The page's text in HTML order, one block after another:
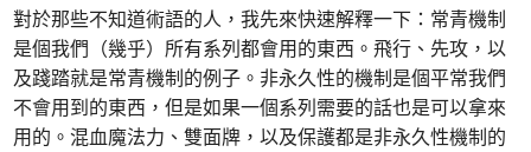
對於那些不知道術語的人，我先來快速解釋一下：常青機制
是個我們（幾乎）所有系列都會用的東西。飛行、先攻，以
及踐踏就是常青機制的例子。非永久性的機制是個平常我們
不會用到的東西，但是如果一個系列需要的話也是可以拿來
用的。混血魔法力、雙面牌，以及保護都是非永久性機制的